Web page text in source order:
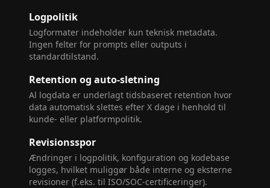
Logpolitik
Logformater indeholder kun teknisk metadata.
Ingen felter for prompts eller outputs i
standardtilstand.
Retention og auto-sletning
Al logdata er underlagt tidsbaseret retention hvor
data automatisk slettes efter X dage i henhold til
kunde- eller platformpolitik.
Revisionsspor
Ændringer i logpolitik, konfiguration og kodebase
logges, hvilket muliggør både interne og eksterne
revisioner (f.eks. til ISO/SOC-certificeringer).